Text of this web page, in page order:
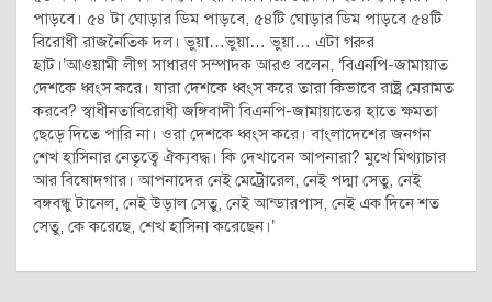
পাড়বে। ৫৪ টা ঘোড়ার ডিম পাড়বে, ৫৪টি ঘোড়ার ডিম পাড়বে ৫৪টি
বিরোধী রাজনৈতিক দল। ভুয়া…ভুয়া… ভুয়া… এটা গরুর
হাট।’আওয়ামী লীগ সাধারণ সম্পাদক আরও বলেন, ‘বিএনপি-জামায়াত
দেশকে ধ্বংস করে। যারা দেশকে ধ্বংস করে তারা কিভাবে রাষ্ট্র মেরামত
করবে? স্বাধীনতাবিরোধী জঙ্গিবাদী বিএনপি-জামায়াতের হাতে ক্ষমতা
ছেড়ে দিতে পারি না। ওরা দেশকে ধ্বংস করে। বাংলাদেশের জনগন
শেখ হাসিনার নেতৃত্বে ঐক্যবদ্ধ। কি দেখাবেন আপনারা? মুখে মিথ্যাচার
আর বিষোদগার। আপনাদের নেই মেট্রোরেল, নেই পদ্মা সেতু, নেই
বঙ্গবন্ধু টানেল, নেই উড়াল সেতু, নেই আন্ডারপাস, নেই এক দিনে শত
সেতু, কে করেছে, শেখ হাসিনা করেছেন।’